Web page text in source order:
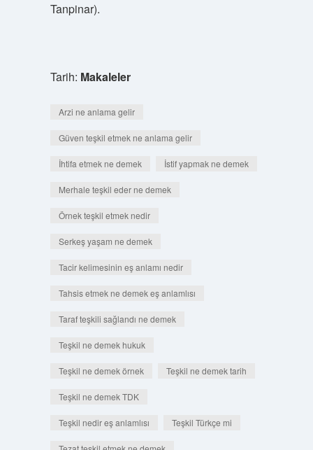
Tanpinar).
Tarih: Makaleler
Arzi ne anlama gelir
Güven teşkil etmek ne anlama gelir
İhtifa etmek ne demek İstif yapmak ne demek
Merhale teşkil eder ne demek
Örnek teşkil etmek nedir
Serkeş yaşam ne demek
Tacir kelimesinin eş anlamı nedir
Tahsis etmek ne demek eş anlamlısı
Taraf teşkili sağlandı ne demek
Teşkil ne demek hukuk
Teşkil ne demek örnek Teşkil ne demek tarih
Teşkil ne demek TDK
Teşkil nedir eş anlamlısı Teşkil Türkçe mi